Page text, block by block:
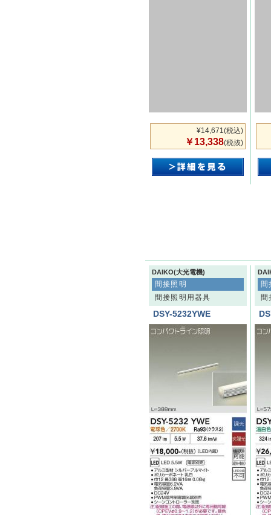
¥14,671(税込)
￥13,338(税抜)
DAIKO(大光電機)
間接照明
間接照明用器具
DSY-5232YWE
間
間